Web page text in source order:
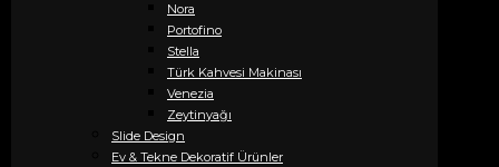
Nora
Portofino
Stella
Türk Kahvesi Makinası
Venezia
Zeytinyağı
Slide Design
Ev & Tekne Dekoratif Ürünler